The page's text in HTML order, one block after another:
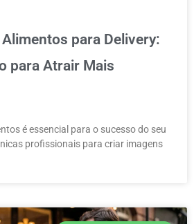
para Delivery:
para Atrair Mais
é essencial para o sucesso do seu
profissionais para criar imagens